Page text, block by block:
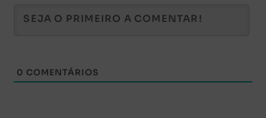
0 COMENTÁRIOS